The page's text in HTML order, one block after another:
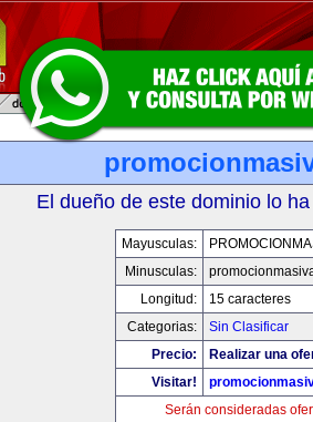
El dueño de este dominio lo
Mayusculas:
Minusculas:
Longitud:
15 caracteres
Categorias:
Sin Clasificar
Precio:
Realizar una
Visitar!
Serán consideradas